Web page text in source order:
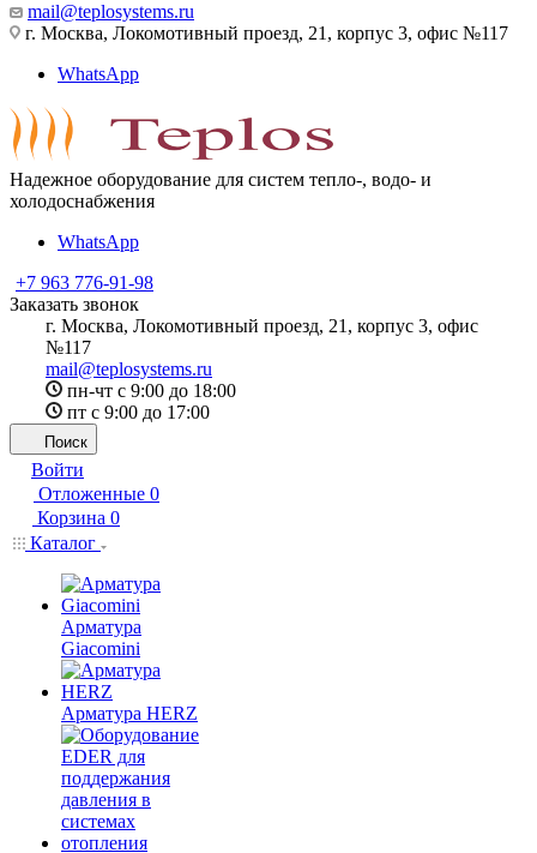
mail@teplosystems.ru
г. Москва, Локомотивный проезд, 21, корпус 3, офис №117
WhatsApp
Надежное оборудование для систем тепло-, водо- и
холодоснабжения
WhatsApp
+7 963 776-91-98
Заказать звонок
г. Москва, Локомотивный проезд, 21, корпус 3, офис
№117
mail@teplosystems.ru
пн-чт с 9:00 до 18:00
пт с 9:00 до 17:00
Поиск
Войти
Отложенные 0
Корзина 0
Каталог
Арматура
Giacomini
Арматура HERZ